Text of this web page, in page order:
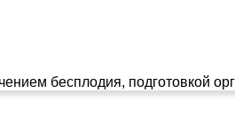
бесплодия, подготовкой